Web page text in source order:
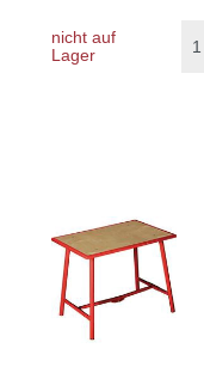
nicht auf
Lager